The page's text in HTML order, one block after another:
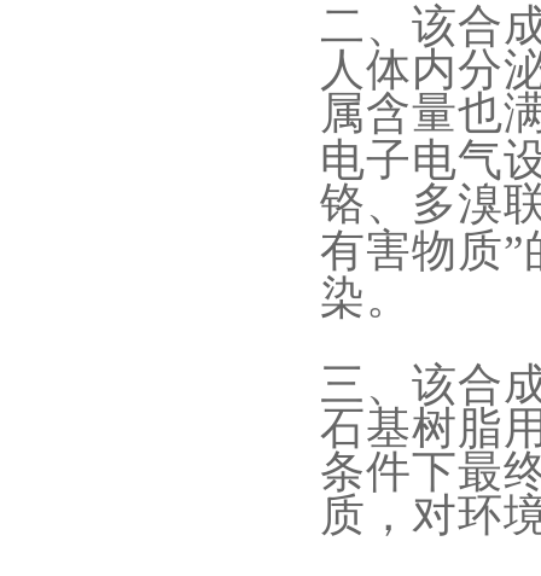
二、 该合
人体内分
属含量也
电子电气
铬、多溴
有害物质”
染。
三、 该合
石基树脂
条件下最
质，对环